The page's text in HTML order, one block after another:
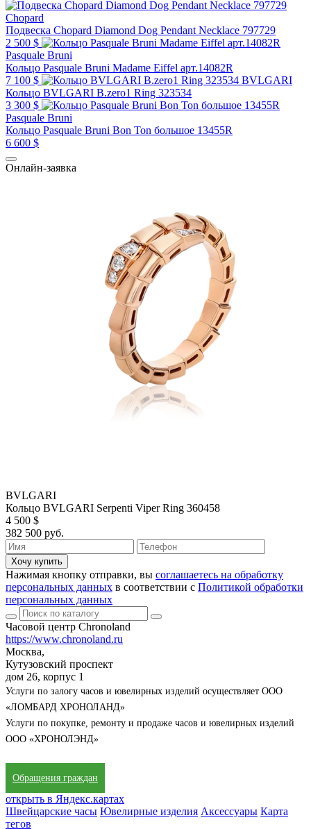
Chopard
Подвеска Chopard Diamond Dog Pendant Necklace 797729
2 500 $
Pasquale Bruni
Кольцо Pasquale Bruni Madame Eiffel арт.14082R
7 100 $
BVLGARI
Кольцо BVLGARI B.zero1 Ring 323534
3 300 $
Pasquale Bruni
Кольцо Pasquale Bruni Bon Ton большое 13455R
6 600 $
Онлайн-заявка
BVLGARI
Кольцо BVLGARI Serpenti Viper Ring 360458
4 500 $
382 500 руб.
Хочу купить
Нажимая кнопку отправки, вы соглашаетесь на обработку
персональных данных в соответствии с Политикой обработки
персональных данных
Часовой центр Chronoland
https://www.chronoland.ru
Москва,
Кутузовский проспект
дом 26, корпус 1
Услуги по залогу часов и ювелирных изделий осуществляет ООО
«ЛОМБАРД ХРОНОЛАНД»
Услуги по покупке, ремонту и продаже часов и ювелирных изделий
ООО «ХРОНОЛЭНД»
Обращения граждан
открыть в Яндекс.картах
Швейцарские часы Ювелирные изделия Аксессуары Карта
тегов